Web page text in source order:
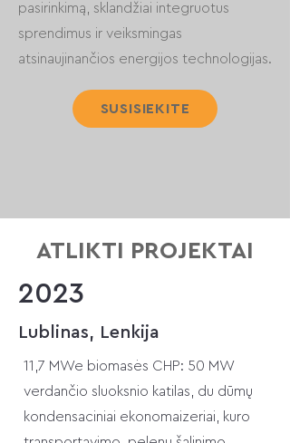
pasirinkimą, sklandžiai integruotus
sprendimus ir veiksmingas
atsinaujinančios energijos technologijas.
SUSISIEKITE
ATLIKTI PROJEKTAI
2023
Lublinas, Lenkija
11,7 MWe biomasės CHP: 50 MW
verdančio sluoksnio katilas, du dūmų
kondensaciniai ekonomaizeriai, kuro